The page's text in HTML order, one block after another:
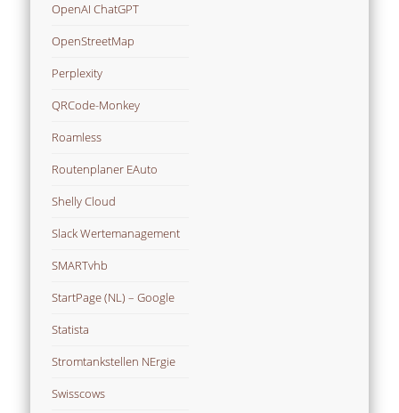
OpenAI ChatGPT
OpenStreetMap
Perplexity
QRCode-Monkey
Roamless
Routenplaner EAuto
Shelly Cloud
Slack Wertemanagement
SMARTvhb
StartPage (NL) – Google
Statista
Stromtankstellen NErgie
Swisscows